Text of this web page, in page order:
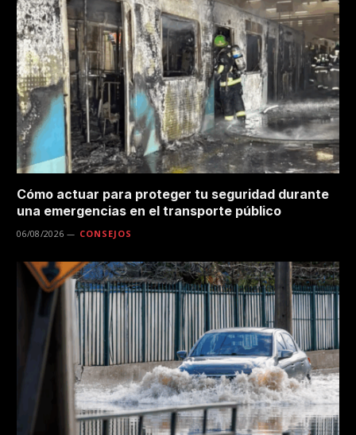
Cómo actuar para proteger tu seguridad durante
una emergencias en el transporte público
06/08/2026 CONSEJOS